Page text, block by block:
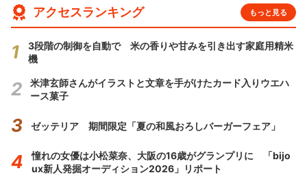
アクセスランキング もっと見る
3段階の制御を自動で 米の香りや甘みを引き出す家庭用精米
機
米津玄師さんがイラストと文章を手がけたカード入りウエハ
ース菓子
ゼッテリア 期間限定「夏の和風おろしバーガーフェア」
憧れの女優は小松菜奈、大阪の16歳がグランプリに 「bijo
ux新人発掘オーディション2026」リポート